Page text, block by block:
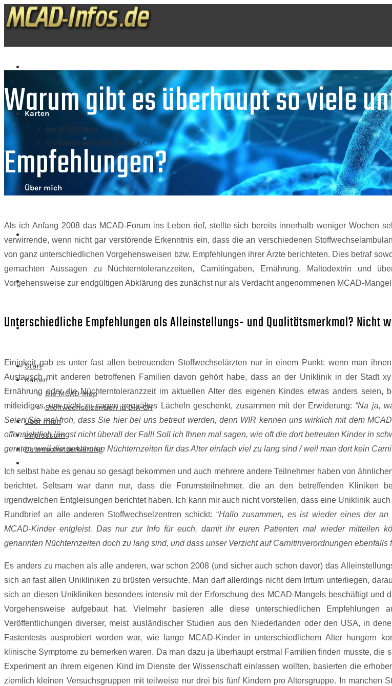
Karten
Die MCAD-Map
Stoffwechselzentren in D-A-CH
Über mich
Impressum
Datenschutzerklärung
Start
Karten
Die MCAD-Map
Stoffwechselzentren in D-A-CH
Über mich
Impressum
Datenschutzerklärung
Warum gibt es überhaupt so viele
Empfehlungen?
Als ich Anfang 2008 das MCAD-Forum ins Leben rief, stellte sich bereits innerhalb weniger Wochen
verwirrende, wenn nicht gar verstörende Erkenntnis ein, dass die an verschiedenen
von ganz unterschiedlichen Vorgehensweisen bzw. Empfehlungen ihrer Ärzte berichteten. Dies betraf
gemachten Aussagen zu Nüchterntoleranzzeiten, Carnitingaben, Ernährung, Maltodextrin und
Vorgehensweise zur endgültigen Abklärung des zunächst nur als Verdacht angenommenen MCAD-
Unterschiedliche Empfehlungen als Alleinstellungs- und Qualitätsmerkmal? Nicht
Einigkeit gab es unter fast allen betreuenden Stoffwechselärzten nur in einem Punkt: wenn man
Austausch mit anderen betroffenen Familien davon gehört habe, dass an der Uniklinik in der Stadt
Ernährung oder die Nüchterntoleranzzeit im aktuellen Alter des eigenen Kindes etwas anders seien,
mitleidiges, um nicht zu sagen gequältes Lächeln geschenkt, zusammen mit der Erwiderung: “Na ja,
Seien Sie mal froh, dass Sie hier bei uns betreut werden, denn WIR kennen uns wirklich mit dem
offensichtlich längst nicht überall der Fall! Soll ich Ihnen mal sagen, wie oft die dort betreuten Kinder in
geraten, weil die genannten Nüchternzeiten für das Alter einfach viel zu lang sind / weil man dort kein
Ich selbst habe es genau so gesagt bekommen und auch mehrere andere Teilnehmer haben von
berichtet. Seltsam war dann nur, dass die Forumsteilnehmer, die an den betreffenden Kliniken
irgendwelchen Entgleisungen berichtet haben. Ich kann mir auch nicht vorstellen, dass eine Uniklinik
Rundbrief an alle anderen Stoffwechselzentren schickt: “Hallo zusammen, es ist wieder eines der an
MCAD-Kinder entgleist. Das nur zur Info für euch, damit ihr euren Patienten mal wieder mitteilen
genannten Nüchternzeiten doch zu lang sind, und dass unser Verzicht auf Carnitinverordnungen ebenfalls
Es anders zu machen als alle anderen, war schon 2008 (und sicher auch schon davor) das
sich an fast allen Unikliniken zu brüsten versuchte. Man darf allerdings nicht dem Irrtum unterliegen,
sich an diesen Unikliniken besonders intensiv mit der Erforschung des MCAD-Mangels beschäftigt und
Vorgehensweise aufgebaut hat. Vielmehr basieren alle diese unterschiedlichen Empfehlungen
Veröffentlichungen diverser, meist ausländischer Studien aus den Niederlanden oder den USA, in
Fastentests ausprobiert worden war, wie lange MCAD-Kinder in unterschiedlichem Alter hungern
klinische Symptome zu bemerken waren. Da man dazu ja überhaupt erstmal Familien finden musste, die
Experiment an ihrem eigenen Kind im Dienste der Wissenschaft einlassen wollten, basierten die
ziemlich kleinen Versuchsgruppen mit teilweise nur drei bis fünf Kindern pro Altersgruppe. In manchen